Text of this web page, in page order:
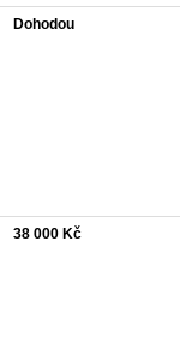
Dohodou
38 000 Kč